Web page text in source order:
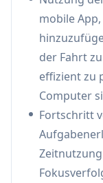
Aufgaben,
zwischen
Remote-
nahtloses
unter
Plattformen
mobile
der Fahrt
effizient zu
Computer
Fortschritt